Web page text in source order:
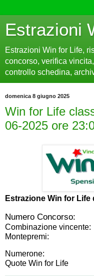
Estrazioni
Estrazioni Win for Life,
concorso, verifica
controllo schedina,
domenica 8 giugno 2025
Win for Life
06-2025 ore
Estrazione Win for Life
Numero Concorso:
Combinazione vincente:
Montepremi:
Numerone:
Quote Win for Life